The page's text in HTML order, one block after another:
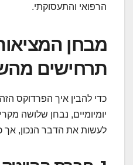
הרפואי והתעסוקתי.
מבחן
תרחישים
כדי להבין איך הפרדוקס
יומיומיים, נבחן שלושה
לעשות את הדבר הנכון, אך